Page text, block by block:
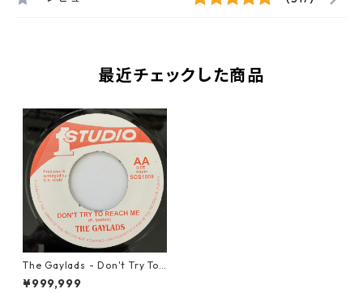
最近チェックした商品
The Gaylads - Don't Try To
Reach Me【7-20752】
¥999,999